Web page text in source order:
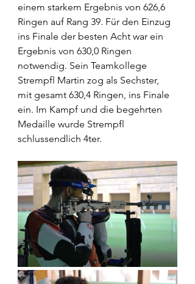
einem starkem Ergebnis von 626,6
Ringen auf Rang 39. Für den Einzug
ins Finale der besten Acht war ein
Ergebnis von 630,0 Ringen
notwendig. Sein Teamkollege
Strempfl Martin zog als Sechster,
mit gesamt 630,4 Ringen, ins Finale
ein. Im Kampf und die begehrten
Medaille wurde Strempfl
schlussendlich 4ter.